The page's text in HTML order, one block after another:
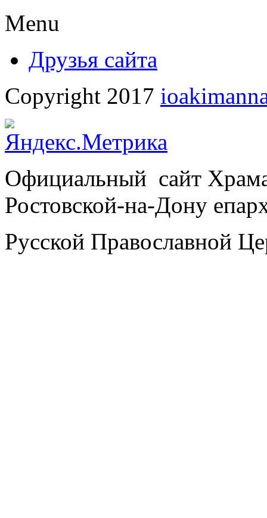
Menu
Друзья сайта
Copyright 2017
Официальный сайт
Ростовской-на-Дону
Русской Православной